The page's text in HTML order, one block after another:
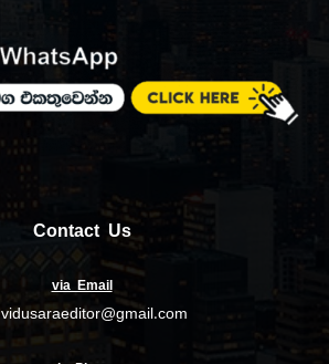
Contact Us
via Email
vidusaraeditor@gmail.com